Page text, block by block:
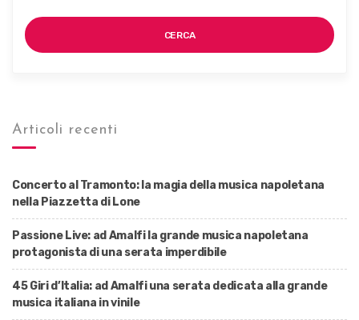
CERCA
Articoli recenti
Concerto al Tramonto: la magia della musica napoletana
nella Piazzetta di Lone
Passione Live: ad Amalfi la grande musica napoletana
protagonista di una serata imperdibile
45 Giri d’Italia: ad Amalfi una serata dedicata alla grande
musica italiana in vinile